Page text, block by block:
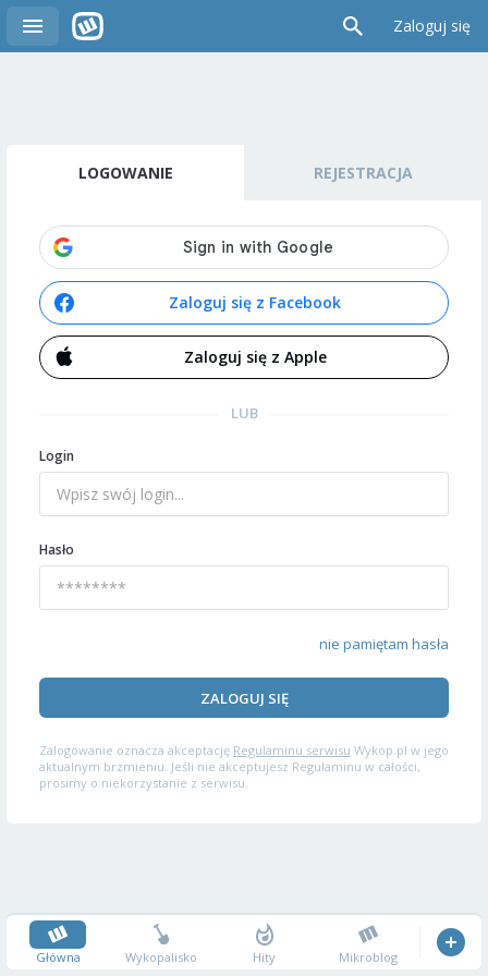
Zaloguj się
LOGOWANIE REJESTRACJA
Zaloguj się z Facebook
Zaloguj się z Apple
LUB
Login
Hasło
nie pamiętam hasła
ZALOGUJ SIĘ
Zalogowanie oznacza akceptację Regulaminu serwisu Wykop.pl w jego
aktualnym brzmieniu. Jeśli nie akceptujesz Regulaminu w całości,
prosimy o niekorzystanie z serwisu.
Główna Wykopalisko Hity Mikroblog